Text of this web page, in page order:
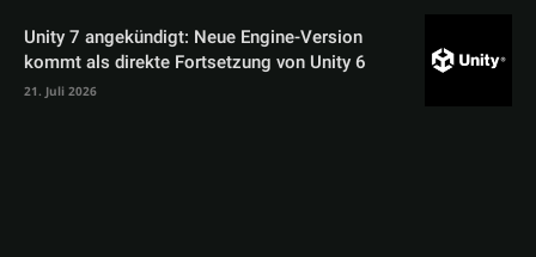
Unity 7 angekündigt: Neue Engine-Version
kommt als direkte Fortsetzung von Unity 6
21. Juli 2026